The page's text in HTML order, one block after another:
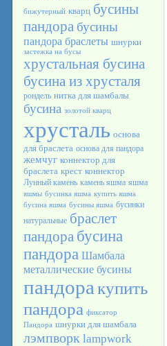
бижутерный кварц бусины
пандора бусины
пандора браслеты шнурки
застежка на бусы
хрустальная бусина
бусина из хрусталя
рондель нитка для шамбалы
бусина золотой кварц
хрусталь основа
для браслета основа для пандора
жемчуг коннектор для
браслета крест коннектор
Лунный камень камень яшма яшма
яшмы бусинка яшма купить яшма
бусина яшма бусины яшма бусинки
натуральные браслет
пандора бусина
пандора Шамбала
металлические бусины
пандора купить
пандора фиксатор
Пандора шнурки для шамбала
лэмпворк lampwork